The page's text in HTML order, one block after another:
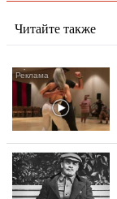
Читайте также